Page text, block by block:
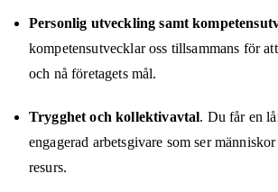
Personlig utveckling samt
kompetensutvecklar oss tillsammans för
och nå företagets mål.
Trygghet och kollektivavtal. Du får en
engagerad arbetsgivare som ser
resurs.